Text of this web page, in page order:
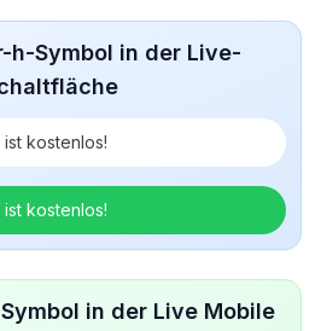
h-Symbol in der Live-
kostenlos!
kostenlos!
in der Live Mobile